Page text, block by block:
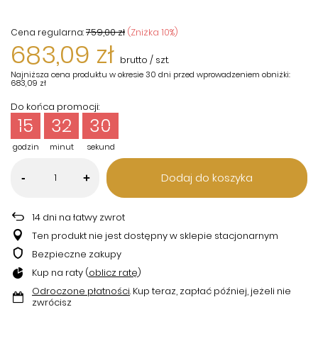
Cena regularna:759,00 zł (Zniżka 10%)
683,09 zł brutto / szt.
Najniższa cena produktu w okresie 30 dni przed wprowadzeniem obniżki:
683,09 zł
Do końca promocji:
godzin
15
minut
32
sekund
30
- + Dodaj do koszyka
14 dni na łatwy zwrot
Ten produkt nie jest dostępny w sklepie stacjonarnym
Bezpieczne zakupy
Kup na raty (oblicz ratę)
Odroczone płatności. Kup teraz, zapłać później, jeżeli nie
zwrócisz